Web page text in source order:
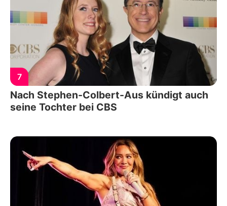
7
Nach Stephen-Colbert-Aus kündigt auch
seine Tochter bei CBS